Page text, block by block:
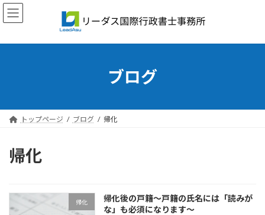
コ
ン
プ
ナ
ビ
動
ブログ
トップページ ブログ 帰化
帰化
帰化
帰化後の戸籍～戸籍の氏名には「読みが
な」も必須になります～